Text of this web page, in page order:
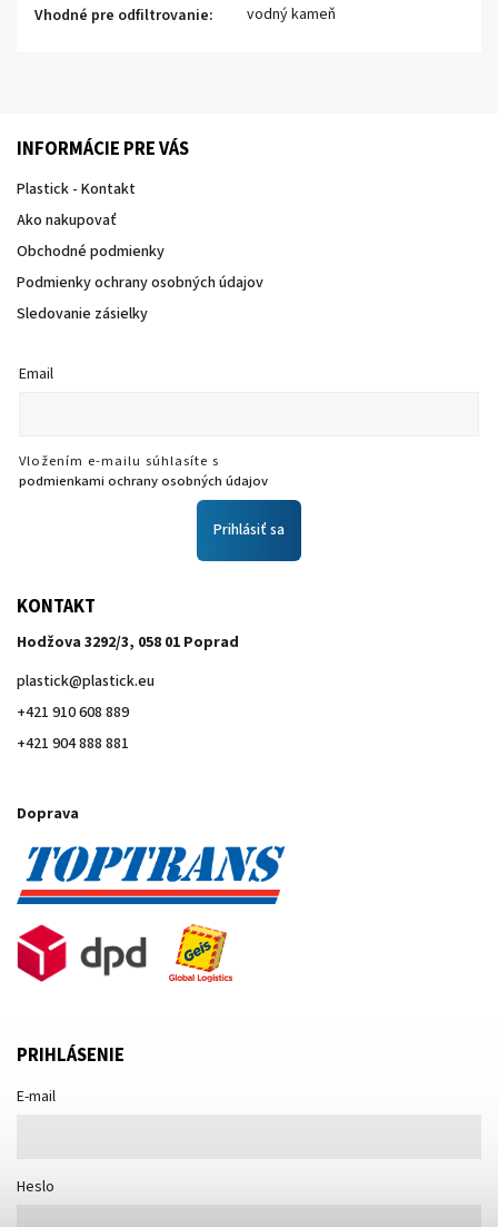
Vhodné pre odfiltrovanie: vodný kameň
INFORMÁCIE PRE VÁS
Plastick - Kontakt
Ako nakupovať
Obchodné podmienky
Podmienky ochrany osobných údajov
Sledovanie zásielky
Email
Vložením e-mailu súhlasíte s
podmienkami ochrany osobných údajov
Prihlásiť sa
KONTAKT
Hodžova 3292/3, 058 01 Poprad
plastick@plastick.eu
+421 910 608 889
+421 904 888 881
Doprava
PRIHLÁSENIE
E-mail
Heslo